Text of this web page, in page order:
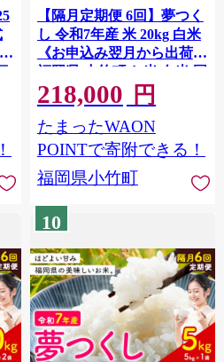
【隔月定期便 6回】夢つく
し 令和7年産 米 20kg 白米
《お申込み翌月から出荷》
福岡県 小竹町 お米 白米 国
産
218,000 円
たまったWAON
POINTで寄附できる！
福岡県小竹町
10